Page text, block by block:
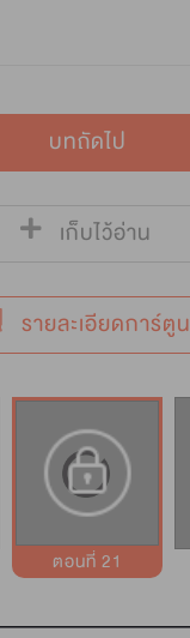
บทถัดไป
เก็บไว้อ่าน
รายละเอียดการ์ตูน
ตอนที่ 21